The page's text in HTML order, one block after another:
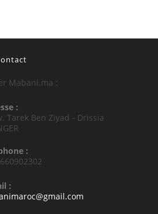
Mabani.ma :
:
Tarek Ben Ziyad - Drissia
:
: